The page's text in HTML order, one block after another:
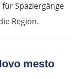
Spaziergänge
Region.
mesto